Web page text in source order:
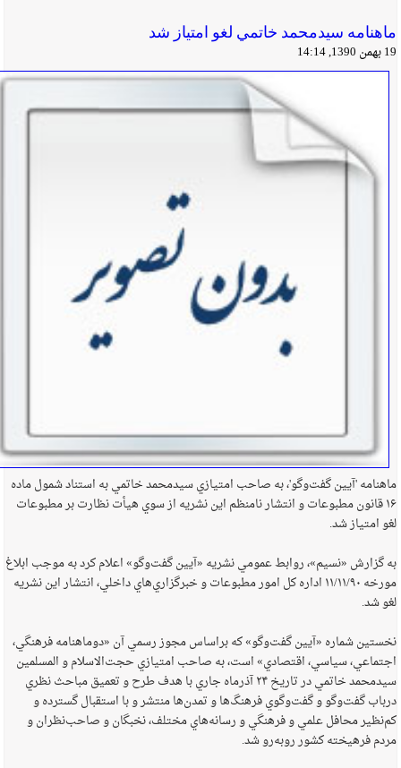
ماهنامه سيدمحمد خاتمي لغو امتياز شد
19 بهمن 1390, 14:14
ماهنامه 'آيين گفت‌وگو'، به صاحب امتيازي سيدمحمد خاتمي به استناد شمول ماده
۱۶ قانون مطبوعات و انتشار نامنظم اين نشريه از سوي هيأت نظارت بر مطبوعات
لغو امتياز شد.
به گزارش «نسيم»، روابط عمومي نشريه «آيين گفت‌وگو» اعلام کرد به موجب ابلاغ
مورخه ۱۱/۱۱/۹۰ اداره کل امور مطبوعات و خبرگزاري‌هاي داخلي، انتشار اين نشريه
لغو شد.
نخستين شماره «آيين گفت‌وگو» که براساس مجوز رسمي آن «دوماهنامه فرهنگي،
اجتماعي، سياسي،‌ اقتصادي» است، به صاحب امتيازي حجت‌الاسلام و المسلمين
سيدمحمد خاتمي در تاريخ ۲۴ آذرماه جاري با هدف طرح و تعميق مباحث نظري
درباب گفت‌وگو و گفت‌وگوي فرهنگ‌ها و تمدن‌ها منتشر و با استقبال گسترده و
کم‌نظير محافل علمي و فرهنگي و رسانه‌هاي مختلف، نخبگان و صاحب‌نظران و
مردم فرهيخته کشور روبه‌رو شد.